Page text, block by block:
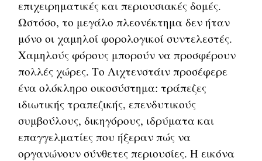
επιχειρηματικές και περιουσιακές δομές.
Ωστόσο, το μεγάλο πλεονέκτημα δεν ήταν
μόνο οι χαμηλοί φορολογικοί συντελεστές.
Χαμηλούς φόρους μπορούν να προσφέρουν
πολλές χώρες. Το Λιχτενστάιν προσέφερε
ένα ολόκληρο οικοσύστημα: τράπεζες
ιδιωτικής τραπεζικής, επενδυτικούς
συμβούλους, δικηγόρους, ιδρύματα και
επαγγελματίες που ήξεραν πώς να
οργανώνουν σύνθετες περιουσίες. Η εικόνα